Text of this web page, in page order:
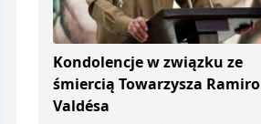
Kondolencje w związku ze
śmiercią Towarzysza Ramiro
Valdésa